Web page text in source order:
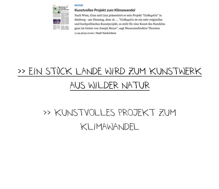
>> Ein Stück Lande wird zum Kunstwerk
aus wilder Natur
>> Kunstvolles Projekt zum
Klimawandel